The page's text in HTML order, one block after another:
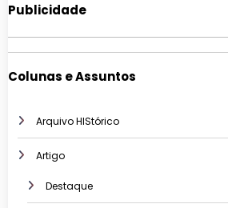
Publicidade
Colunas e Assuntos
Arquivo HIStórico
Artigo
Destaque